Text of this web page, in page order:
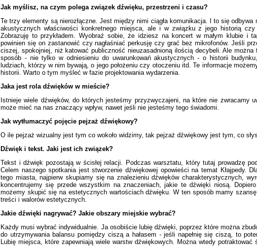
Jak myślisz, na czym polega związek dźwięku, przestrzeni i czasu?
Te trzy elementy są nierozłączne. Jest między nimi ciągła komunikacja. I to się odbywa
akustycznych właściwości konkretnego miejsca, ale i w związku z jego historią
Zobrazuję to przykładem. Wyobraź sobie, że idziesz na koncert w małym klubie i
powinien się on zastanowić czy nagłaśniać perkusję czy grać bez mikrofonów. Jeśli
ciszej, spokojniej, niż katować publiczność nieuzasadnioną ilością decybeli. Ale
sposób - nie tylko w odniesieniu do uwarunkowań akustycznych - o historii
ludziach, którzy w nim bywają, o jego położeniu czy otoczeniu itd. Te informacje
historii. Warto o tym myśleć w fazie projektowania wydarzenia.
Jaka jest rola dźwięków w mieście?
Istnieje wiele dźwięków, do których jesteśmy przyzwyczajeni, na które nie zwracamy
może mieć na nas znaczący wpływ, nawet jeśli nie jesteśmy tego świadomi.
Jak wytłumaczyć pojęcie pejzaż dźwiękowy?
O ile pejzaż wizualny jest tym co wokoło widzimy, tak pejzaż dźwiękowy jest tym, co
Dźwięk i tekst. Jaki jest ich związek?
Tekst i dźwięk pozostają w ścisłej relacji. Podczas warsztatu, który tutaj prowadzę
Celem naszego spotkania jest stworzenie dźwiękowej opowieści na temat Kłajpedy.
tego miasta, najpierw skupiamy się na znalezieniu dźwięków charakterystycznych,
koncentrujemy się przede wszystkim na znaczeniach, jakie te dźwięki niosą.
możemy skupić się na estetycznych wartościach dźwięku. W ten sposób mamy
treści i walorów estetycznych.
Jakie dźwięki nagrywać? Jakie obszary miejskie wybrać?
Każdy musi wybrać indywidualnie. Ja osobiście lubię dźwięki, poprzez które można
do utrzymywania balansu pomiędzy ciszą a hałasem - jeśli napełnię się ciszą, to
Lubię miejsca, które zapewniają wiele warstw dźwiękowych. Można wtedy